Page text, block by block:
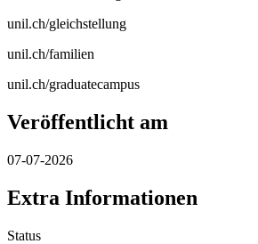
unil.ch/gleichstellung
unil.ch/familien
unil.ch/graduatecampus
Veröffentlicht am
07-07-2026
Extra Informationen
Status